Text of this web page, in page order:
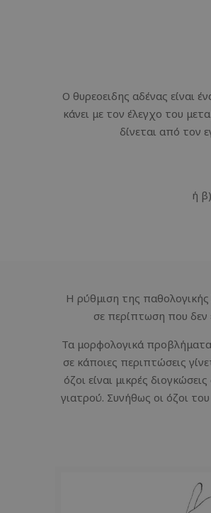
Ο θυρεοειδης αδένας είναι
κάνει με τον έλεγχο του
δίνεται από τον
ή
Η ρύθμιση της παθολογικής
σε περίπτωση που δεν
Τα μορφολογικά
σε κάποιες περιπτώσεις
όζοι είναι μικρές
γιατρού. Συνήθως οι όζοι